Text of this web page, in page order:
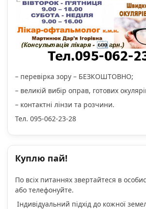
– перевірка зору – БЕЗКОШТОВНО;
– великій вибір оправ, готових
– контактні лінзи та розчини.
Тел. 095-062-23-28
Куплю пай!
По всіх питаннях звертайтеся в
або телефонуйте.
Індивідуальний підхід до кожної